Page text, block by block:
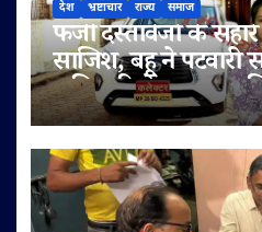
देश भ्रष्टाचार राज्य समाज
फर्जी दस्तावेजों के
साजिश, बहू ने पटवारी
अधिकारियों पर लगाए
आरोप